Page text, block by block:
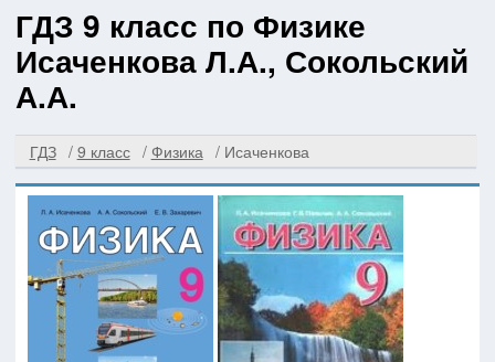
ГДЗ 9 класс по Физике
Исаченкова Л.А., Сокольский
А.А.
ГДЗ 9 класс Физика Исаченкова